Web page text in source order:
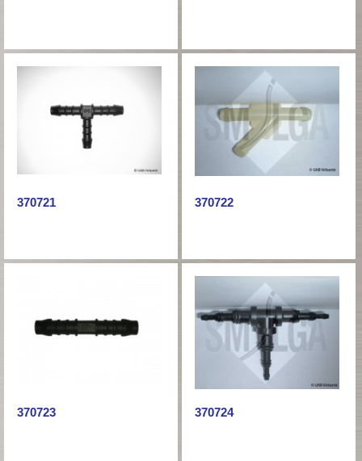
370721 370722
370723 370724